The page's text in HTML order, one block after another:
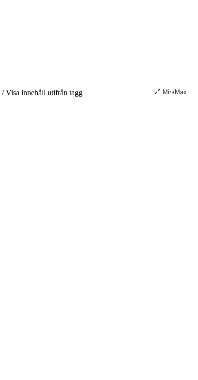
/Visa innehåll utifrån tagg Min/Max